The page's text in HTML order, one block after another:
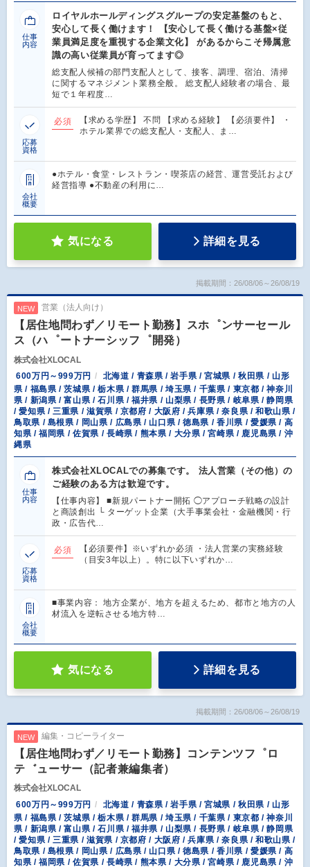
仕事
内容
ロイヤルホールディングスグループの安定基盤のもと、
安心して長く働けます！ 【安心して長く働ける基盤×従
業員満足度を重視する企業文化】 があるからこそ帰属意
識の高い従業員が育ってます◎
総支配人候補の部門支配人として、接客、調理、宿泊、清掃
に関するマネジメント業務全般。 総支配人経験者の場合、最
短で１年程度…
応募
資格
必須
【求める学歴】 不問 【求める経験】 【必須要件】 ・
ホテル業界での総支配人・支配人、ま…
会社
概要
●ホテル・食堂・レストラン・喫茶店の経営、運営受託および
経営指導 ●不動産の利用に…
気になる 詳細を見る
掲載期間：26/08/06～26/08/19
NEW 営業（法人向け）
【居住地問わず／リモート勤務】スホ゜ンサーセール
ス（ハ゜ートナーシッフ゜開発）
株式会社XLOCAL
600万円～999万円
北海道 / 青森県 / 岩手県 / 宮城県 / 秋田県 / 山形
県 / 福島県 / 茨城県 / 栃木県 / 群馬県 / 埼玉県 / 千葉県 / 東京都 / 神奈川
県 / 新潟県 / 富山県 / 石川県 / 福井県 / 山梨県 / 長野県 / 岐阜県 / 静岡県
/ 愛知県 / 三重県 / 滋賀県 / 京都府 / 大阪府 / 兵庫県 / 奈良県 / 和歌山県 /
鳥取県 / 島根県 / 岡山県 / 広島県 / 山口県 / 徳島県 / 香川県 / 愛媛県 / 高
知県 / 福岡県 / 佐賀県 / 長崎県 / 熊本県 / 大分県 / 宮崎県 / 鹿児島県 / 沖
縄県
仕事
内容
株式会社XLOCALでの募集です。 法人営業（その他）の
ご経験のある方は歓迎です。
【仕事内容】 ■新規パートナー開拓 ◯アプローチ戦略の設計
と商談創出 └ ターゲット企業（大手事業会社・金融機関・行
政・広告代…
応募
資格
必須
【必須要件】※いずれか必須 ・法人営業の実務経験
（目安3年以上）。特に以下いずれか…
会社
概要
■事業内容： 地方企業が、地方を超えるため、都市と地方の人
材流入を逆転させる地方特…
気になる 詳細を見る
掲載期間：26/08/06～26/08/19
NEW 編集・コピーライター
【居住地問わず／リモート勤務】コンテンツフ゜ロ
テ゛ューサー（記者兼編集者）
株式会社XLOCAL
600万円～999万円
北海道 / 青森県 / 岩手県 / 宮城県 / 秋田県 / 山形
県 / 福島県 / 茨城県 / 栃木県 / 群馬県 / 埼玉県 / 千葉県 / 東京都 / 神奈川
県 / 新潟県 / 富山県 / 石川県 / 福井県 / 山梨県 / 長野県 / 岐阜県 / 静岡県
/ 愛知県 / 三重県 / 滋賀県 / 京都府 / 大阪府 / 兵庫県 / 奈良県 / 和歌山県 /
鳥取県 / 島根県 / 岡山県 / 広島県 / 山口県 / 徳島県 / 香川県 / 愛媛県 / 高
知県 / 福岡県 / 佐賀県 / 長崎県 / 熊本県 / 大分県 / 宮崎県 / 鹿児島県 / 沖